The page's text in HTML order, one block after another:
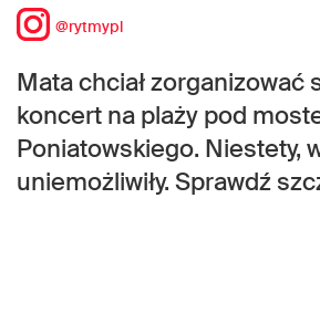
@rytmypl
Mata chciał zorganizować
koncert na plaży pod
Poniatowskiego. Niestety,
uniemożliwiły. Sprawdź